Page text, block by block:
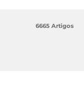
6665 Artigos